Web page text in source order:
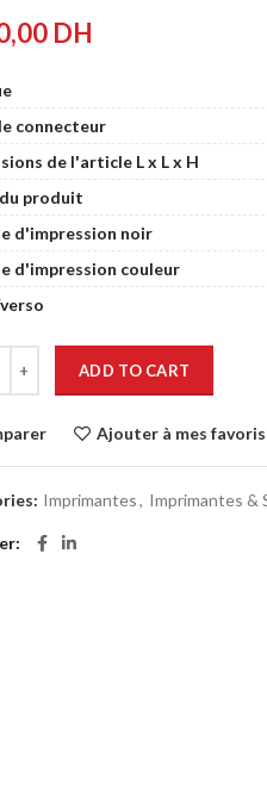
DH
connecteur
de l'article L x L x H
produit
d'impression noir
d'impression couleur
ADD TO CART
Ajouter à mes favoris
Imprimantes, Imprimantes &